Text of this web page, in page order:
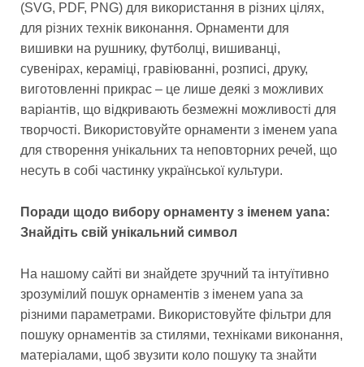
(SVG, PDF, PNG) для використання в різних цілях,
для різних технік виконання. Орнаменти для
вишивки на рушнику, футболці, вишиванці,
сувенірах, кераміці, гравіюванні, розписі, друку,
виготовленні прикрас – це лише деякі з можливих
варіантів, що відкривають безмежні можливості для
творчості. Використовуйте орнаменти з іменем yana
для створення унікальних та неповторних речей, що
несуть в собі частинку української культури.
Поради щодо вибору орнаменту з іменем yana:
Знайдіть свій унікальний символ
На нашому сайті ви знайдете зручний та інтуїтивно
зрозумілий пошук орнаментів з іменем yana за
різними параметрами. Використовуйте фільтри для
пошуку орнаментів за стилями, техніками виконання,
матеріалами, щоб звузити коло пошуку та знайти